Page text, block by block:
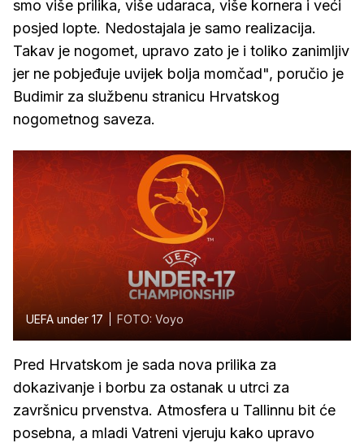
smo više prilika, više udaraca, više kornera i veći
posjed lopte. Nedostajala je samo realizacija.
Takav je nogomet, upravo zato je i toliko zanimljiv
jer ne pobjeđuje uvijek bolja momčad", poručio je
Budimir za službenu stranicu Hrvatskog
nogometnog saveza.
UEFA under 17 FOTO: Voyo
Pred Hrvatskom je sada nova prilika za
dokazivanje i borbu za ostanak u utrci za
završnicu prvenstva. Atmosfera u Tallinnu bit će
posebna, a mladi Vatreni vjeruju kako upravo